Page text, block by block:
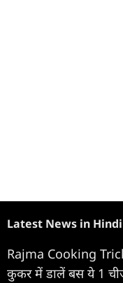
Latest News in Hindi
Rajma Cooking
कुकर में डालें बस ये 1